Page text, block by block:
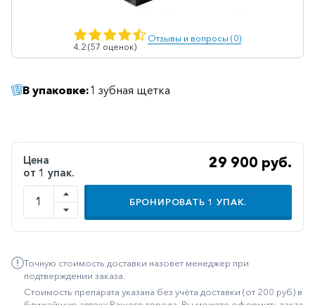
Гепатопротекторы
Гинекология
Гомеопатические
Гормональные
Желудочно-
кишечные
Иммунодепрессанты
Иммуностимуляторы
Метаболизм
Минеральный
4.2 (57 оценок)
Отзывы и вопросы (0)
В упаковке:1 зубная щетка
Цена
от 1 упак.
29 900 руб.
БРОНИРОВАТЬ 1 УПАК.
Точную стоимость доставки назовет менеджер при
подтверждении заказа.
Стоимость препарата указана без учёта доставки (от 200 руб) в